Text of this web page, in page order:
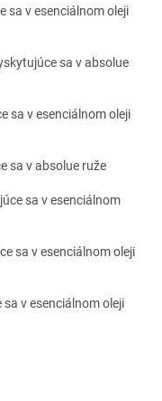
sa v esenciálnom oleji
sa v absolue
sa v esenciálnom oleji
sa v absolue ruže
sa v esenciálnom
sa v esenciálnom oleji
v esenciálnom oleji